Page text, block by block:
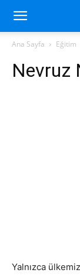
Ana Sayfa Eğitim
Nevruz
Yalnızca